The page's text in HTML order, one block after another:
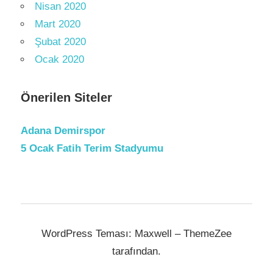
Nisan 2020
Mart 2020
Şubat 2020
Ocak 2020
Önerilen Siteler
Adana Demirspor
5 Ocak Fatih Terim Stadyumu
WordPress Teması: Maxwell – ThemeZee
tarafından.